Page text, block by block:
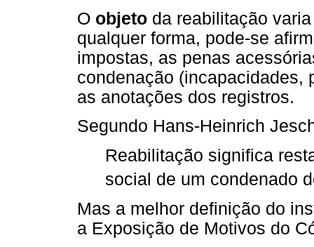
O objeto da reabilitação
qualquer forma, pode-se
impostas, as penas
condenação (incapacidades,
as anotações dos registros.
Segundo Hans-Heinrich
Reabilitação significa
social de um condenado
Mas a melhor definição do
a Exposição de Motivos do